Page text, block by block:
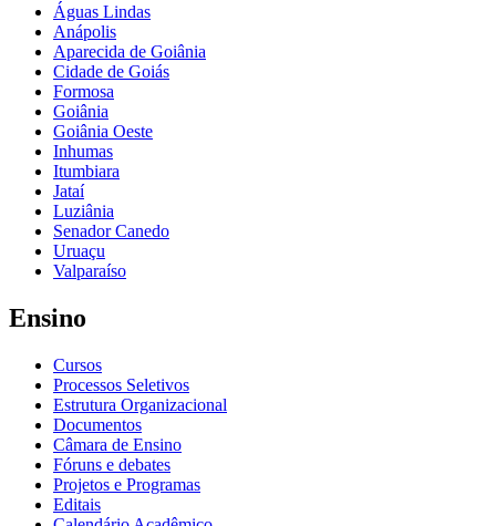
Águas Lindas
Anápolis
Aparecida de Goiânia
Cidade de Goiás
Formosa
Goiânia
Goiânia Oeste
Inhumas
Itumbiara
Jataí
Luziânia
Senador Canedo
Uruaçu
Valparaíso
Ensino
Cursos
Processos Seletivos
Estrutura Organizacional
Documentos
Câmara de Ensino
Fóruns e debates
Projetos e Programas
Editais